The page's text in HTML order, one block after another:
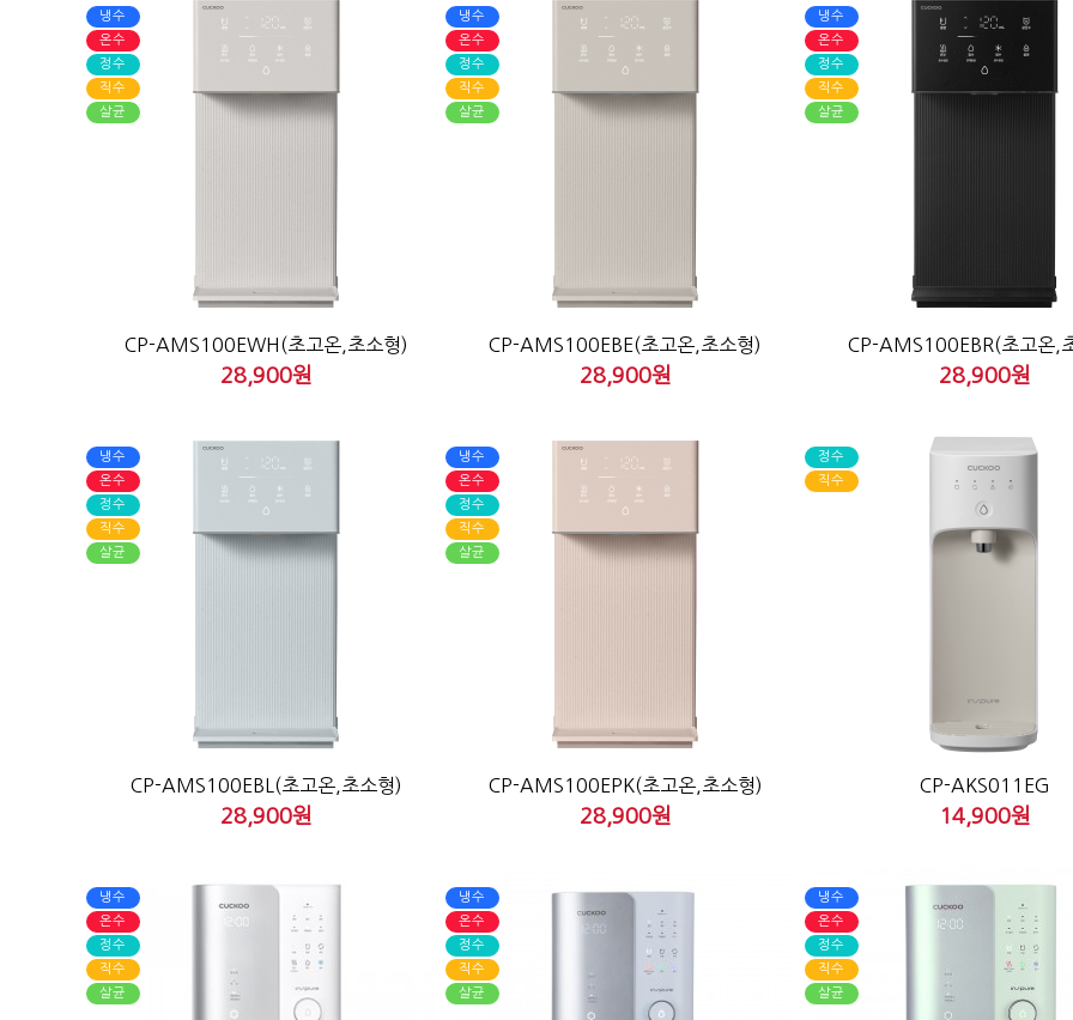
CP-AMS100EWH(초고온,초소형)
28,900원
냉수
온수
정수
직수
살균
CP-AMS100EBE(초고온,초소형)
28,900원
냉수
온수
정수
직수
살균
CP-AMS100EBR(초고온,
28,900원
냉수
온수
정수
직수
살균
CP-AMS100EBL(초고온,초소형)
28,900원
냉수
온수
정수
직수
살균
CP-AMS100EPK(초고온,초소형)
28,900원
냉수
온수
정수
직수
살균
CP-AKS011EG
14,900원
정수
직수
냉수
온수
정수
직수
살균
냉수
온수
정수
직수
살균
냉수
온수
정수
직수
살균